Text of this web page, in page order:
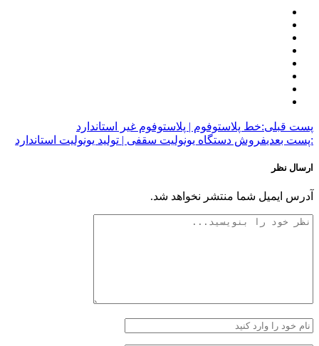
پست قبلی:خط پلاستوفوم | پلاستوفوم غیر استاندارد
:پست بعدیفروش دستگاه یونولیت سقفی | تولید یونولیت استاندارد
ارسال نظر
آدرس ایمیل شما منتشر نخواهد شد.